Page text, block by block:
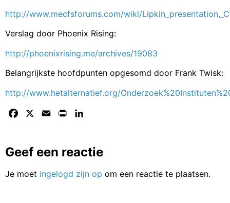
http://www.mecfsforums.com/wiki/
Verslag door Phoenix Rising:
http://phoenixrising.me/archives/19083
Belangrijkste hoofdpunten opgesomd door Frank Twisk:
http://www.hetalternatief.org/
Facebook Email Print
Geef een reactie
Je moet ingelogd zijn op om een reactie te plaatsen.